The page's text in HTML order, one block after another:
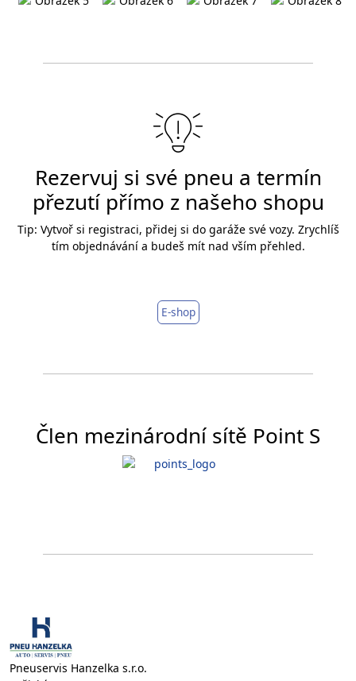
Rezervuj si své pneu a termín
přezutí přímo z našeho shopu
Tip: Vytvoř si registraci, přidej si do garáže své vozy. Zrychlíš
tím objednávání a budeš mít nad vším přehled.
E-shop
Člen mezinárodní sítě Point S
Pneuservis Hanzelka s.r.o.